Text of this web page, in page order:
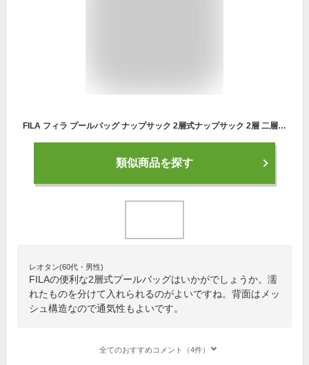
FILA フィラ プールバッグ ナップサック 2層式ナップサック 2層 二層 男の子 男子 ボーイズ メンズ 部活 体操着入れ 子供 水泳 スイミング プール 体操服 学校 学校行事 ジュニア 高校生 中学生 小学生 園児 児童 習い事 カバン
類似商品を探す
レオタン(60代・男性)
FILAの便利な2層式プールバッグはいかがでしょうか。濡
れたものを分けて入れられるのがよいですね。背面はメッ
シュ構造なので通気性もよいです。
全てのおすすめコメント（4件）